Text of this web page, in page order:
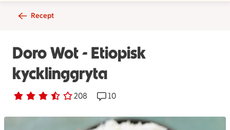
Recept
Doro Wot - Etiopisk
kycklinggryta
Betyg 3.3 av 5. 208
208 personer har röstatReceptet har 10 kommentarer
10